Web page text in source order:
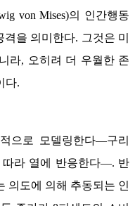
von Mises)의 인간행동
을 의미한다. 그것은 미
라, 오히려 더 우월한 존
다.
으로 모델링한다—구리
따라 열에 반응한다—. 반
의도에 의해 추동되는 인